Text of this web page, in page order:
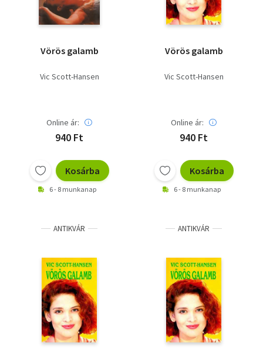
Vörös galamb
Vic Scott-Hansen
Online ár:
940 Ft
Kosárba
6 - 8 munkanap
Vörös galamb
Vic Scott-Hansen
Online ár:
940 Ft
Kosárba
6 - 8 munkanap
ANTIKVÁR ANTIKVÁR